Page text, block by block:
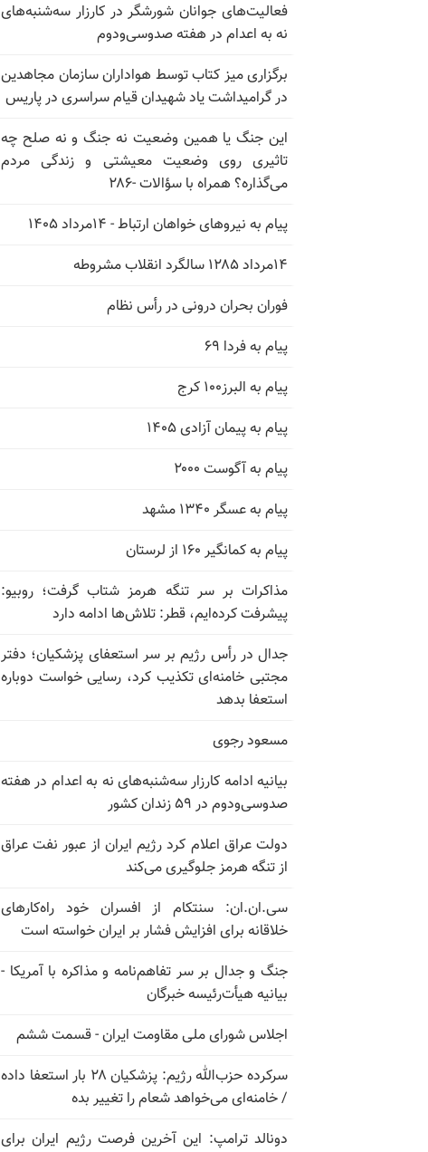
فعالیت‌های جوانان شورشگر در کارزار سه‌شنبه‌های
نه به اعدام در هفته صدوسی‌و‌دوم
برگزاری میز کتاب توسط هواداران سازمان مجاهدین
در گرامیداشت یاد شهیدان قیام سراسری در پاریس
این جنگ یا همین وضعیت نه جنگ و نه صلح چه
تاثیری روی وضعیت معیشتی و زندگی مردم
می‌گذاره؟ همراه با سؤالات -۲۸۶
پیام به نیروهای خواهان ارتباط - ۱۴مرداد ۱۴۰۵
۱۴مرداد ۱۲۸۵ سالگرد انقلاب مشروطه
فوران بحران درونی در رأس نظام
پیام به فردا ۶۹
پیام به البرز۱۰۰ کرج
پیام به پیمان آزادی ۱۴۰۵
پیام به آگوست ۲۰۰۰
پیام به عسگر ۱۳۴۰ مشهد
پیام به کمانگیر ۱۶۰ از لرستان
مذاکرات بر سر تنگه هرمز شتاب گرفت؛ روبیو:
پیشرفت کرده‌ایم، قطر: تلاش‌ها ادامه دارد
جدال در رأس رژیم بر سر استعفای پزشکیان؛ دفتر
مجتبی خامنه‌ای تکذیب کرد، رسایی خواست دوباره
استعفا بدهد
مسعود رجوی
بیانیه ادامه کارزار سه‌شنبه‌های نه به اعدام در هفته
صدوسی‌و‌دوم در ۵۹ زندان کشور
دولت عراق اعلام کرد رژیم ایران از عبور نفت عراق
از تنگه هرمز جلوگیری می‌کند
سی.ان.ان: سنتکام از افسران خود راه‌کارهای
خلاقانه برای افزایش فشار بر ایران خواسته است
جنگ و جدال بر سر تفاهم‌نامه و مذاکره با آمریکا -
بیانیه هیأت‌رئیسه خبرگان
اجلاس شورای ملی مقاومت ایران - قسمت ششم
سرکرده حزب‌الله رژیم: پزشکیان ۲۸ بار استعفا داده
/ خامنه‌ای می‌خواهد شعام را تغییر بده
دونالد ترامپ: این آخرین فرصت رژیم ایران برای